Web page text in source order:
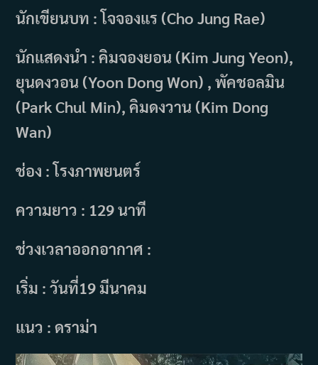
นักเขียนบท : โจจองแร (Cho Jung Rae)
นักแสดงนำ : คิมจองยอน (Kim Jung Yeon),
ยุนดงวอน (Yoon Dong Won) , พัคชอลมิน
(Park Chul Min), คิมดงวาน (Kim Dong
Wan)
ช่อง : โรงภาพยนตร์
ความยาว : 129 นาที
ช่วงเวลาออกอากาศ :
เริ่ม : วันที่19 มีนาคม
แนว : ดราม่า